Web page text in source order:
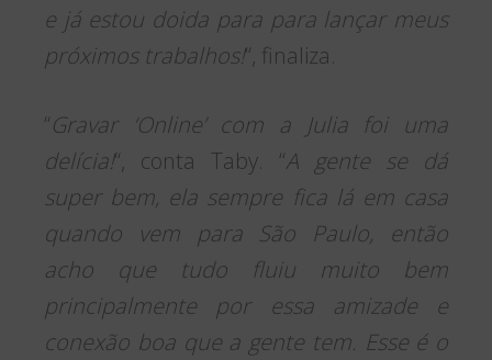
e já estou doida para para lançar meus
próximos trabalhos!“, finaliza.
“Gravar ‘Online’ com a Julia foi uma
delícia!“, conta Taby. “A gente se dá
super bem, ela sempre fica lá em casa
quando vem para São Paulo, então
acho que tudo fluiu muito bem
principalmente por essa amizade e
conexão boa que a gente tem. Esse é o